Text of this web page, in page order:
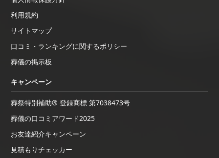
利用規約
サイトマップ
口コミ・ランキングに関するポリシー
葬儀の掲示板
キャンペーン
葬祭特別補助® 登録商標 第7038473号
葬儀の口コミアワード2025
お友達紹介キャンペーン
見積もりチェッカー